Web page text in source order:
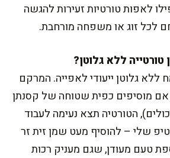
לאפות טורטיות זעירות להגשה
לכל זוג או משפחה מורחבת.
גלוטן ייעודי לאפייה. המרקם
אם מוסיפים כפית שטוחה של קסנתן
הטורטיה תצא נעימה לעבוד
שלי – להוסיף מעט שמן זית זר
טעם מעודן, שגם מעניק רכות